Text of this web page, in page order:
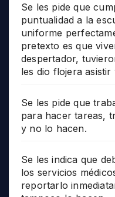
Se les pide que
puntualidad a la
uniforme
pretexto es que
despertador,
les dio flojera
Se les pide que
para hacer tareas,
y no lo hacen.
Se les indica que
los servicios
reportarlo